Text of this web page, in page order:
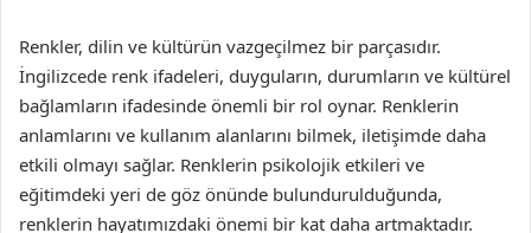
Renkler, dilin ve kültürün vazgeçilmez bir parçasıdır.
İngilizcede renk ifadeleri, duyguların, durumların ve kültürel
bağlamların ifadesinde önemli bir rol oynar. Renklerin
anlamlarını ve kullanım alanlarını bilmek, iletişimde daha
etkili olmayı sağlar. Renklerin psikolojik etkileri ve
eğitimdeki yeri de göz önünde bulundurulduğunda,
renklerin hayatımızdaki önemi bir kat daha artmaktadır.